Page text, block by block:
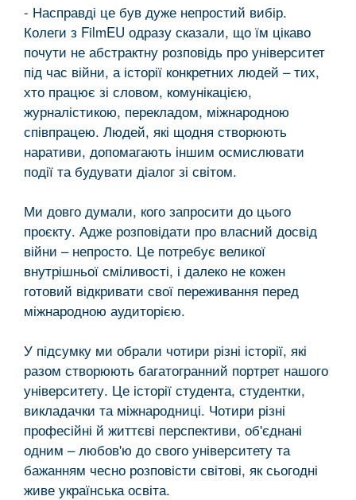
- Насправді це був дуже непростий вибір.
Колеги з FilmEU одразу сказали, що їм цікаво
почути не абстрактну розповідь про університет
під час війни, а історії конкретних людей – тих,
хто працює зі словом, комунікацією,
журналістикою, перекладом, міжнародною
співпрацею. Людей, які щодня створюють
наративи, допомагають іншим осмислювати
події та будувати діалог зі світом.
Ми довго думали, кого запросити до цього
проєкту. Адже розповідати про власний досвід
війни – непросто. Це потребує великої
внутрішньої сміливості, і далеко не кожен
готовий відкривати свої переживання перед
міжнародною аудиторією.
У підсумку ми обрали чотири різні історії, які
разом створюють багатогранний портрет нашого
університету. Це історії студента, студентки,
викладачки та міжнародниці. Чотири різні
професійні й життєві перспективи, об'єднані
одним – любов'ю до свого університету та
бажанням чесно розповісти світові, як сьогодні
живе українська освіта.